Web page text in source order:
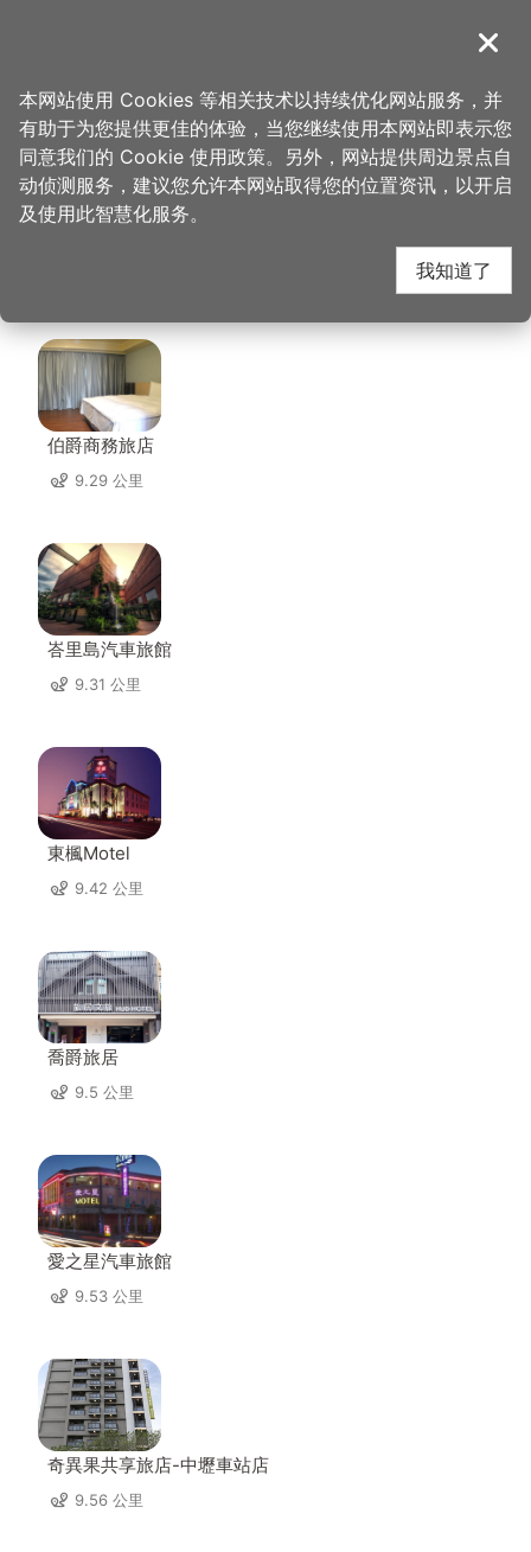
導覽
首页 > 想去的地方 > 住宿 > 樱珍大饭店(2星)
樱珍大饭店(2星) 周边
住宿
伯爵商務旅店
9.29 公里
峇里島汽車旅館
9.31 公里
東楓Motel
9.42 公里
喬爵旅居
9.5 公里
愛之星汽車旅館
9.53 公里
奇異果共享旅店-中壢車站店
9.56 公里
关闭
本网站使用 Cookies 等相关技术以持续优化网站服务，并
有助于为您提供更佳的体验，当您继续使用本网站即表示您
同意我们的 Cookie 使用政策。另外，网站提供周边景点自
动侦测服务，建议您允许本网站取得您的位置资讯，以开启
及使用此智慧化服务。
我知道了